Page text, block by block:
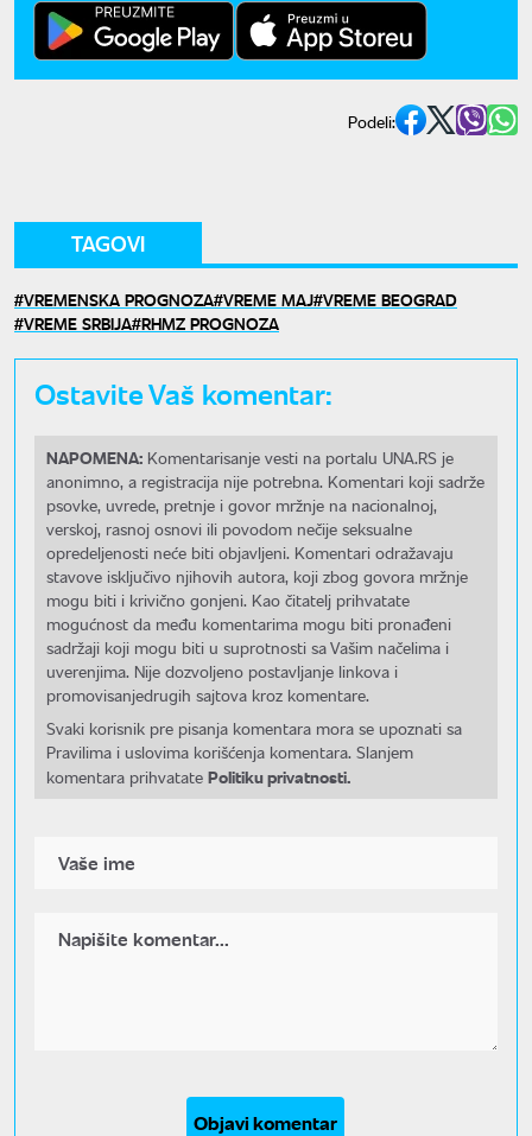
Podeli:
TAGOVI
VREMENSKA PROGNOZA VREME MAJ VREME BEOGRAD
VREME SRBIJA RHMZ PROGNOZA
Ostavite Vaš komentar:
NAPOMENA: Komentarisanje vesti na portalu UNA.RS je
anonimno, a registracija nije potrebna. Komentari koji sadrže
psovke, uvrede, pretnje i govor mržnje na nacionalnoj,
verskoj, rasnoj osnovi ili povodom nečije seksualne
opredeljenosti neće biti objavljeni. Komentari odražavaju
stavove isključivo njihovih autora, koji zbog govora mržnje
mogu biti i krivično gonjeni. Kao čitatelj prihvatate
mogućnost da među komentarima mogu biti pronađeni
sadržaji koji mogu biti u suprotnosti sa Vašim načelima i
uverenjima. Nije dozvoljeno postavljanje linkova i
promovisanjedrugih sajtova kroz komentare.
Svaki korisnik pre pisanja komentara mora se upoznati sa
Pravilima i uslovima korišćenja komentara. Slanjem
komentara prihvatate Politiku privatnosti.
Objavi komentar